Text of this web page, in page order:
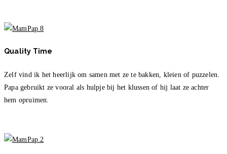
Quality Time
Zelf vind ik het heerlijk om samen met ze te bakken, kleien of puzzelen.
Papa gebruikt ze vooral als hulpje bij het klussen of hij laat ze achter
hem opruimen.